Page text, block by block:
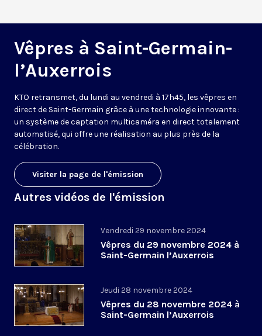
Vêpres à Saint-Germain-
l’Auxerrois
KTO retransmet, du lundi au vendredi à 17h45, les vêpres en
direct de Saint-Germain grâce à une technologie innovante :
un système de captation multicaméra en direct totalement
automatisé, qui offre une réalisation au plus près de la
célébration.
Visiter la page de l'émission
Autres vidéos de l'émission
Vendredi 29 novembre 2024
Vêpres du 29 novembre 2024 à
Saint-Germain l’Auxerrois
Jeudi 28 novembre 2024
Vêpres du 28 novembre 2024 à
Saint-Germain l’Auxerrois